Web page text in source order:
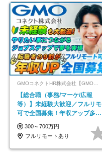
GMOコネクトHR株式会社【GMOインターネットグループ】
【総合職（事務/マーケ/広報
等）】未経験大歓迎／フルリモ
可で全国募集！年収アップ多数
★年休最大130日★
300～700万円
フルリモートあり